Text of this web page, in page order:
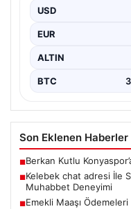
İnternet dünyasında
Günümüzde çeşitli…
USD
EUR
ALTIN
BTC
Son Eklenen Haberler
■Berkan Kutlu
■Kelebek chat adresi İle
Muhabbet Deneyimi
■Emekli Maaşı